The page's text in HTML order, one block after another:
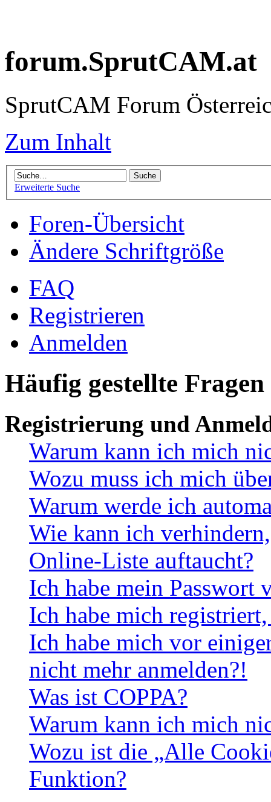
forum.SprutCAM.at
SprutCAM Forum
Zum Inhalt
Erweiterte Suche
Foren-Übersicht
Ändere Schriftgröße
FAQ
Registrieren
Anmelden
Häufig gestellte Fragen
Registrierung und
Warum kann ich mich
Wozu muss ich mich
Warum werde ich
Wie kann ich
Online-Liste auftaucht?
Ich habe mein Passwort
Ich habe mich
Ich habe mich vor
nicht mehr anmelden?!
Was ist COPPA?
Warum kann ich mich
Wozu ist die „Alle
Funktion?